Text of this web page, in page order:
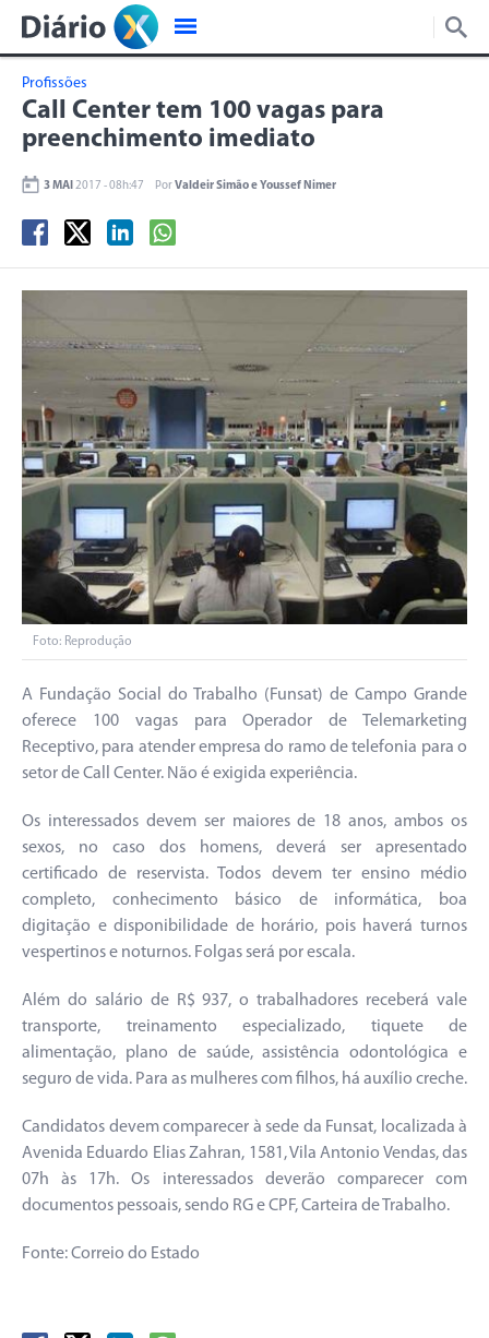
Profissões
Call Center tem 100 vagas para
preenchimento imediato
3 MAI 2017 - 08h:47 PorValdeir Simão e Youssef Nimer
Foto: Reprodução
A Fundação Social do Trabalho (Funsat) de Campo Grande
oferece 100 vagas para Operador de Telemarketing
Receptivo, para atender empresa do ramo de telefonia para o
setor de Call Center. Não é exigida experiência.
Os interessados devem ser maiores de 18 anos, ambos os
sexos, no caso dos homens, deverá ser apresentado
certificado de reservista. Todos devem ter ensino médio
completo, conhecimento básico de informática, boa
digitação e disponibilidade de horário, pois haverá turnos
vespertinos e noturnos. Folgas será por escala.
Além do salário de R$ 937, o trabalhadores receberá vale
transporte, treinamento especializado, tiquete de
alimentação, plano de saúde, assistência odontológica e
seguro de vida. Para as mulheres com filhos, há auxílio creche.
Candidatos devem comparecer à sede da Funsat, localizada à
Avenida Eduardo Elias Zahran, 1581, Vila Antonio Vendas, das
07h às 17h. Os interessados deverão comparecer com
documentos pessoais, sendo RG e CPF, Carteira de Trabalho.
Fonte: Correio do Estado